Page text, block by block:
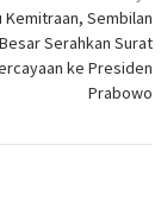
Kemitraan, Sembilan
Serahkan Surat
ke Presiden
Prabowo